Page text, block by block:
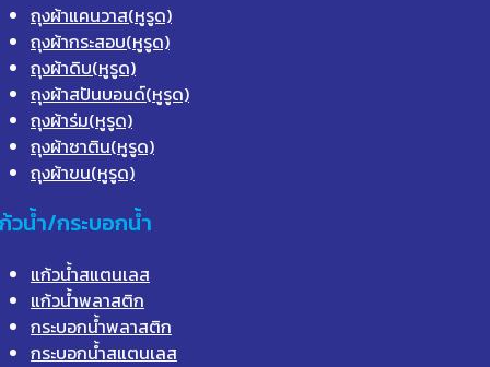
ถุงผ้าแคนวาส(หูรูด)
ถุงผ้ากระสอบ(หูรูด)
ถุงผ้าดิบ(หูรูด)
ถุงผ้าสปันบอนด์(หูรูด)
ถุงผ้าร่ม(หูรูด)
ถุงผ้าซาติน(หูรูด)
ถุงผ้าขน(หูรูด)
วน้ำ/กระบอกน้ำ
แก้วน้ำสแตนเลส
แก้วน้ำพลาสติก
กระบอกน้ำพลาสติก
กระบอกน้ำสแตนเลส